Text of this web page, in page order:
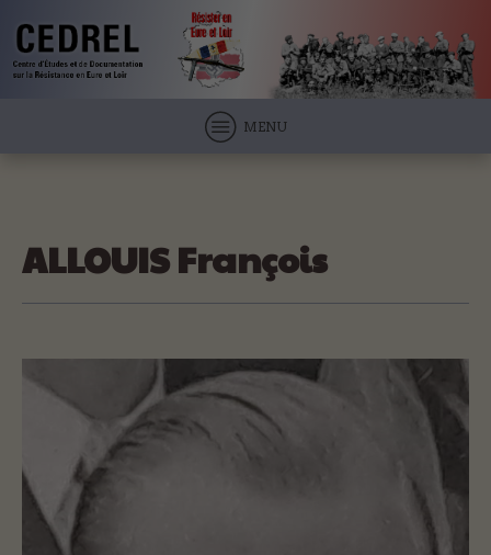
MENU
ALLOUIS François